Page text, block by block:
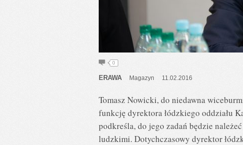
0
ERAWA Magazyn 11.02.2016
Tomasz Nowicki, do niedawna
funkcję dyrektora łódzkiego oddziału
podkreśla, do jego zadań będzie
ludzkimi. Dotychczasowy dyrektor